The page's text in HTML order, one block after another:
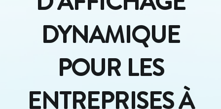
DYNAMIQUE
POUR LES
ENTREPRISES À